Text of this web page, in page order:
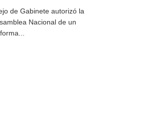
de Gabinete autorizó la
Nacional de un